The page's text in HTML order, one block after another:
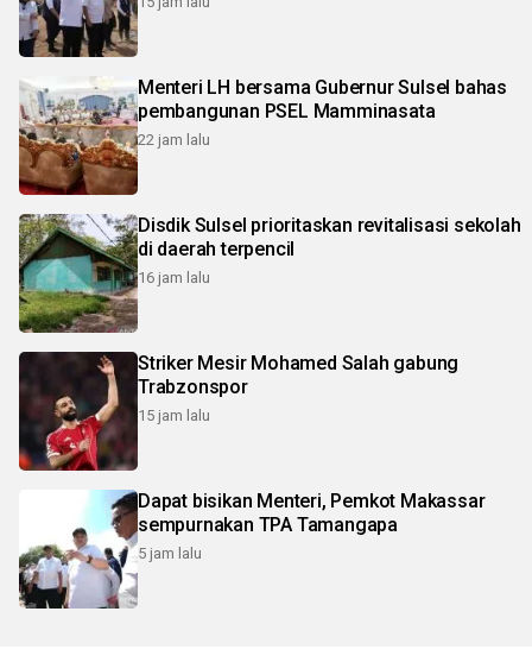
Menteri LH bersama Gubernur Sulsel bahas
pembangunan PSEL Mamminasata
22 jam lalu
Disdik Sulsel prioritaskan revitalisasi sekolah
di daerah terpencil
16 jam lalu
Striker Mesir Mohamed Salah gabung
Trabzonspor
15 jam lalu
Dapat bisikan Menteri, Pemkot Makassar
sempurnakan TPA Tamangapa
5 jam lalu